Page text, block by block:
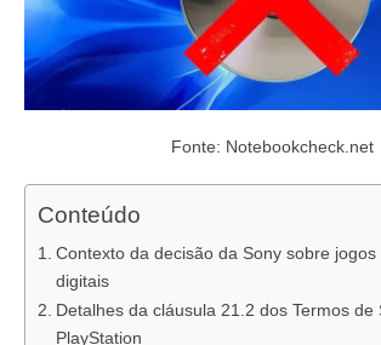
Fonte: Notebookcheck.net
Conteúdo
Contexto da decisão da Sony sobre jogos
digitais
Detalhes da cláusula 21.2 dos Termos de
PlayStation